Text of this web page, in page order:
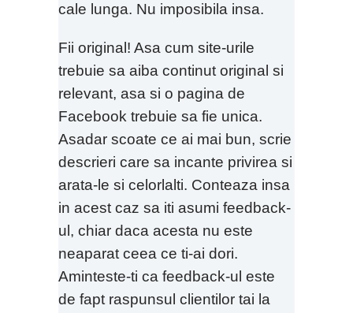
cale lunga. Nu imposibila insa.
Fii original! Asa cum site-urile
trebuie sa aiba continut original si
relevant, asa si o pagina de
Facebook trebuie sa fie unica.
Asadar scoate ce ai mai bun, scrie
descrieri care sa incante privirea si
arata-le si celorlalti. Conteaza insa
in acest caz sa iti asumi feedback-
ul, chiar daca acesta nu este
neaparat ceea ce ti-ai dori.
Aminteste-ti ca feedback-ul este
de fapt raspunsul clientilor tai la